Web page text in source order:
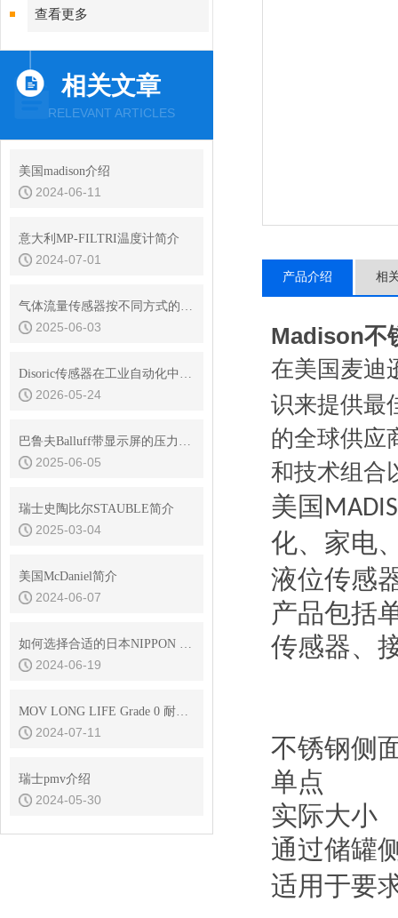
查看更多
相关文章
RELEVANT ARTICLES
美国madison介绍
2024-06-11
意大利MP-FILTRI温度计简介
2024-07-01
气体流量传感器按不同方式的种类说明
2025-06-03
Disoric传感器在工业自动化中的定位与识别应用
2026-05-24
巴鲁夫Balluff带显示屏的压力传感器数字输入有哪些类型？
2025-06-05
瑞士史陶比尔STAUBLE简介
2025-03-04
美国McDaniel简介
2024-06-07
如何选择合适的日本NIPPON GEAR齿轮以提升工作效率
2024-06-19
MOV LONG LIFE Grade 0 耐高温 核级耐辐射润滑脂
2024-07-11
瑞士pmv介绍
2024-05-30
产品介绍 相
Madison不
在美国麦迪
识来提供最
的全球供应
和技术组合
美国
化、家电
液位传感
产品包括
传感器、
不锈钢侧
单点
实际大小
通过储罐
适用于要